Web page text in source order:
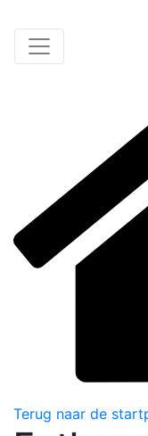
Terug naar de